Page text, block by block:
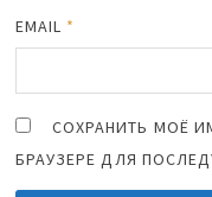
EMAIL *
СОХРАНИТЬ МОЁ
БРАУЗЕРЕ ДЛЯ